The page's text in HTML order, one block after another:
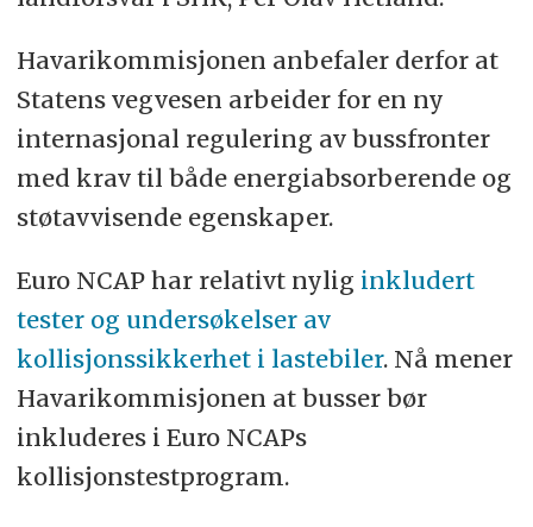
Havarikommisjonen anbefaler derfor at
Statens vegvesen arbeider for en ny
internasjonal regulering av bussfronter
med krav til både energiabsorberende og
støtavvisende egenskaper.
Euro NCAP har relativt nylig inkludert
tester og undersøkelser av
kollisjonssikkerhet i lastebiler. Nå mener
Havarikommisjonen at busser bør
inkluderes i Euro NCAPs
kollisjonstestprogram.